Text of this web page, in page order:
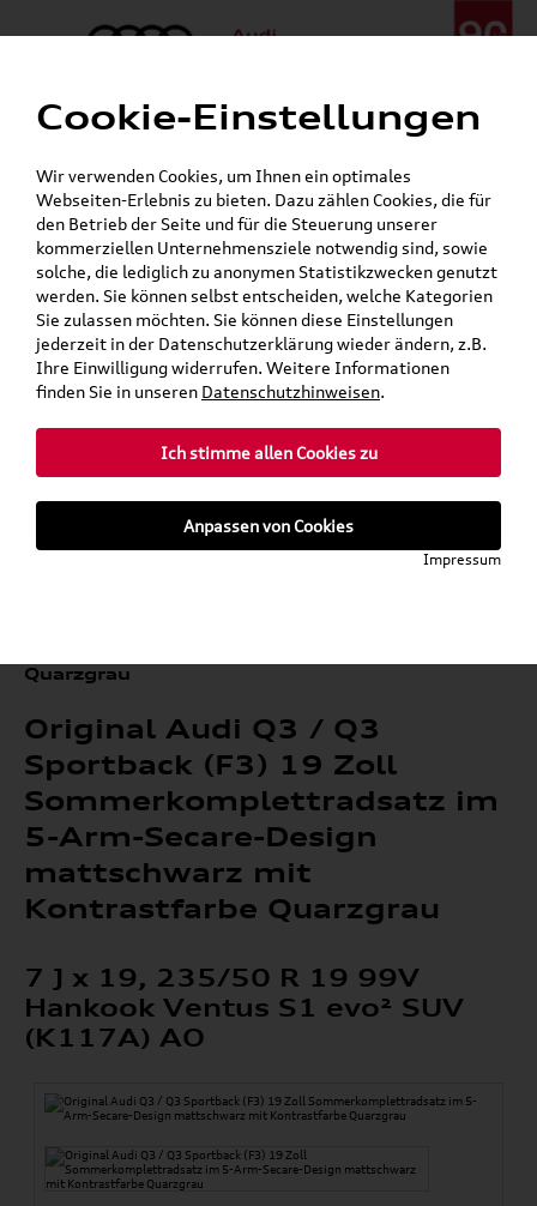
Menü
24h-Pannenhilfe:+49 (0)171 / 870 72 87
Gerade geschlossen
Verkauf:
Mo. - Fr. 08:00 - 19:00 Uhr Sa. 09:00 - 13:00 Uhr
Service:Mo. - Fr. 06:00 - 20:00 Uhr Sa. 08:00 - 13:00 Uhr
teilen Twitter Instagram WhatsApp E-Mail
» »
»
Quarzgrau
Original Audi Q3 / Q3
Sportback (F3) 19 Zoll
Sommerkomplettradsatz im
5-Arm-Secare-Design
mattschwarz mit
Kontrastfarbe Quarzgrau
7 J x 19, 235/50 R 19 99V
Hankook Ventus S1 evo² SUV
(K117A) AO
Cookie-Einstellungen
Wir verwenden Cookies, um Ihnen ein optimales
Webseiten-Erlebnis zu bieten. Dazu zählen Cookies, die für
den Betrieb der Seite und für die Steuerung unserer
kommerziellen Unternehmensziele notwendig sind, sowie
solche, die lediglich zu anonymen Statistikzwecken genutzt
werden. Sie können selbst entscheiden, welche Kategorien
Sie zulassen möchten. Sie können diese Einstellungen
jederzeit in der Datenschutzerklärung wieder ändern, z.B.
Ihre Einwilligung widerrufen. Weitere Informationen
finden Sie in unseren Datenschutzhinweisen.
Ich stimme allen Cookies zu
Anpassen von Cookies
Impressum